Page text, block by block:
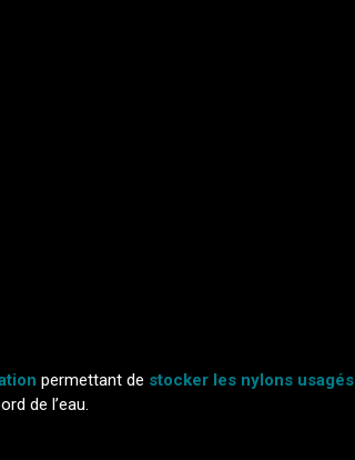
permettant de stocker les nylons usagés
de l’eau.